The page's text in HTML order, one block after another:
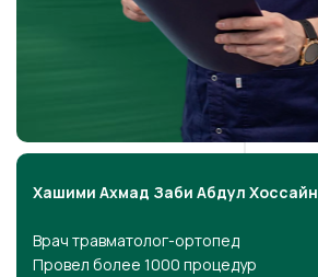
Хашими Ахмад Заби Абдул Хоссайн
Врач травматолог-ортопед
Провел более 1000 процедур